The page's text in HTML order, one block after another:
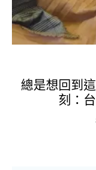
總是想回到
刻：